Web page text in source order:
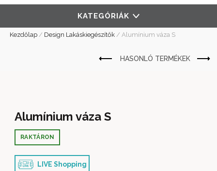
KATEGÓRIÁK
Kezdőlap / Design Lakáskiegészítők / Alumínium váza S
Alumínium váza S
RAKTÁRON
LIVE Shopping